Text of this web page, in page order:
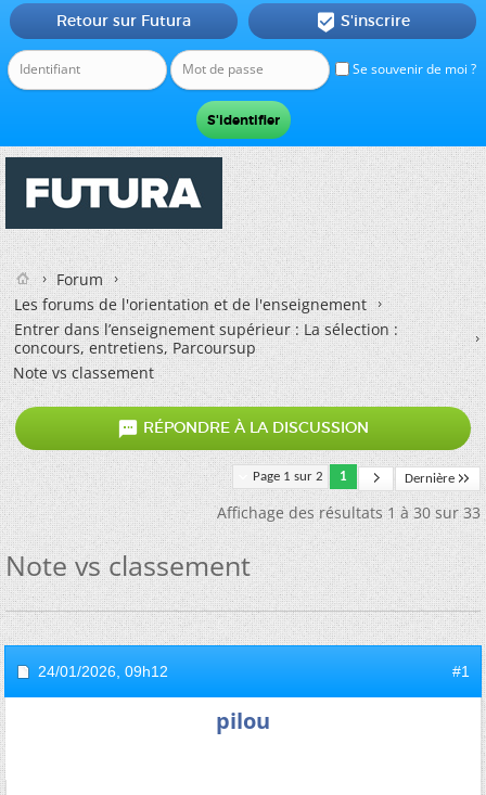
Se souvenir de moi ?
Retour sur Futura  S'inscrire
Forum
Les forums de l'orientation et de l'enseignement
Entrer dans l’enseignement supérieur : La sélection :
concours, entretiens, Parcoursup
Note vs classement
 RÉPONDRE À LA DISCUSSION
Page 1 sur 2 1 Dernière
Affichage des résultats 1 à 30 sur 33
Note vs classement
24/01/2026, 09h12 #1
pilou